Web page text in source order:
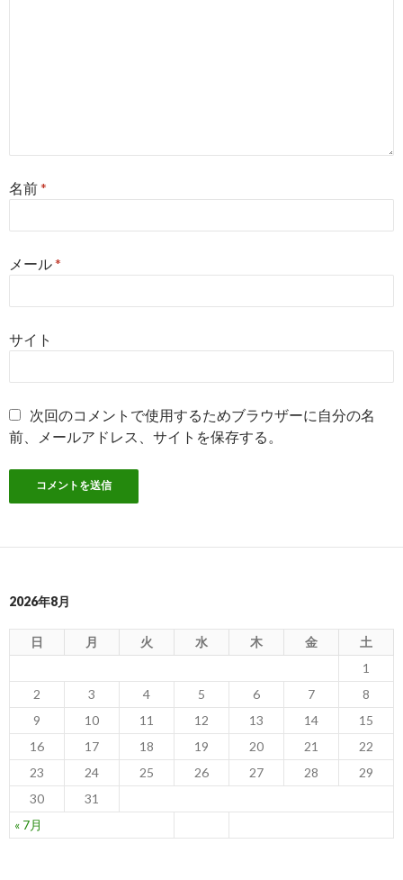
名前*
メール*
サイト
次回のコメントで使用するためブラウザーに自分の名
前、メールアドレス、サイトを保存する。
2026年8月
日 月 火 水 木 金 土
« 7月
1
2
3 4 5 6 7
8
9
10 11 12 13 14
15
16
17 18 19 20 21
22
23
24 25 26 27 28
29
30
31